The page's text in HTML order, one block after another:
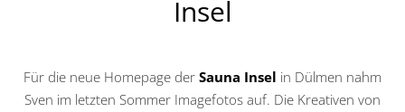
Insel
Für die neue Homepage der Sauna Insel in Dülmen nahm
Sven im letzten Sommer Imagefotos auf. Die Kreativen von